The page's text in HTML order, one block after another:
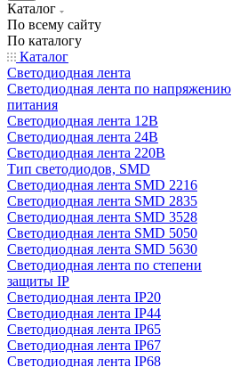
Каталог
По всему сайту
По каталогу
Каталог
Светодиодная лента
Светодиодная лента по напряжению
питания
Светодиодная лента 12В
Светодиодная лента 24В
Светодиодная лента 220В
Тип светодиодов, SMD
Cветодиодная лента SMD 2216
Светодиодная лента SMD 2835
Светодиодная лента SMD 3528
Светодиодная лента SMD 5050
Светодиодная лента SMD 5630
Светодиодная лента по степени
защиты IP
Светодиодная лента IP20
Светодиодная лента IP44
Светодиодная лента IP65
Светодиодная лента IP67
Светодиодная лента IP68